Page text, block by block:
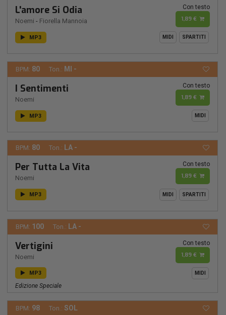
L'amore Si Odia
Noemi - Fiorella Mannoia
Con testo
1,89 €
MP3 MIDI SPARTITI
BPM: 80 Ton.: MI -
I Sentimenti
Noemi
Con testo
1,89 €
MP3 MIDI
BPM: 80 Ton.: LA -
Per Tutta La Vita
Noemi
Con testo
1,89 €
MP3 MIDI SPARTITI
BPM: 100 Ton.: LA -
Vertigini
Noemi
Con testo
1,89 €
MP3 MIDI
Edizione Speciale
BPM: 98 Ton.: SOL